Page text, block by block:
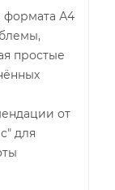
формата А4
простые
от
для